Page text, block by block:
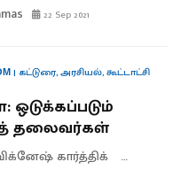
22 Sep 2021
| கட்டுரை,அரசியல்,கூட்டாட்சி
தலைவர்கள்
கார்த்திக் ஆனந்த்